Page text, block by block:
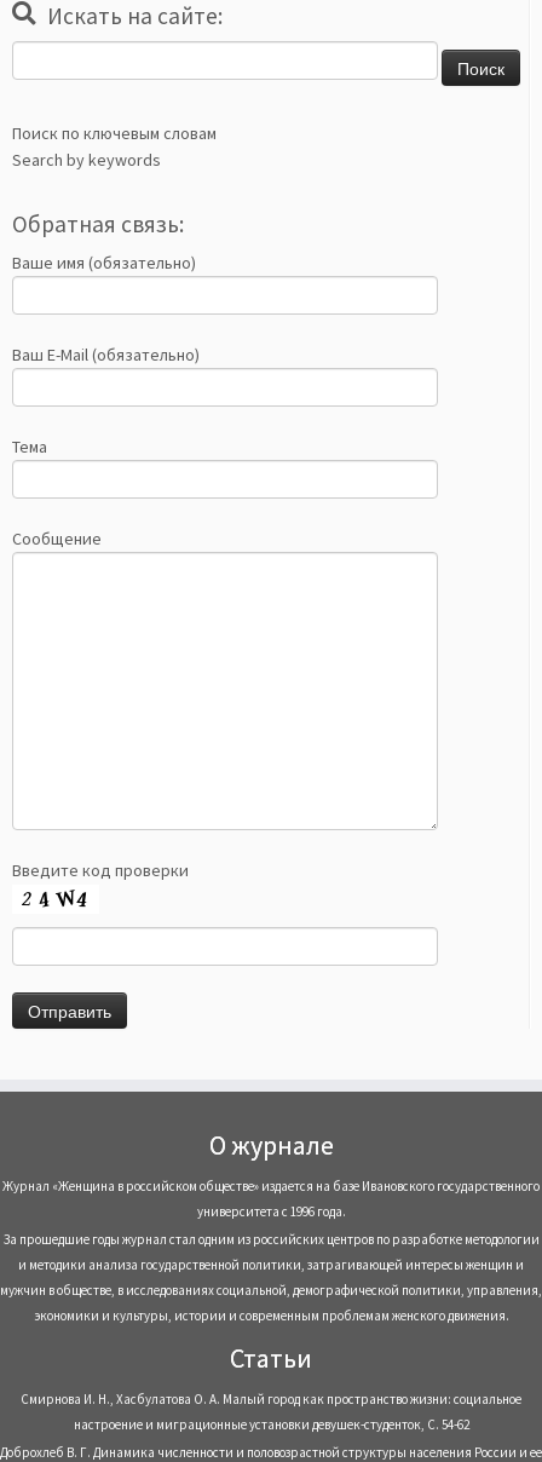
Искать на сайте:
Поиск по ключевым словам
Search by keywords
Обратная связь:
Ваше имя (обязательно)
Ваш E-Mail (обязательно)
Тема
Сообщение
Введите код проверки
О журнале
Журнал «Женщина в российском обществе» издается на базе Ивановского государственного
университета с 1996 года.
За прошедшие годы журнал стал одним из российских центров по разработке методологии
и методики анализа государственной политики, затрагивающей интересы женщин и
мужчин в обществе, в исследованиях социальной, демографической политики, управления,
экономики и культуры, истории и современным проблемам женского движения.
Статьи
Смирнова И. Н., Хасбулатова О. А. Малый город как пространство жизни: социальное
настроение и миграционные установки девушек-студенток, С. 54-62
Доброхлеб В. Г. Динамика численности и половозрастной структуры населения России и ее